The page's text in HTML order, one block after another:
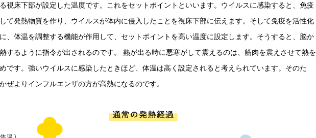
視床下部が設定した温度です。これをセットポイントといいます。ウイルスに感染すると、免疫
て発熱物質を作り、ウイルスが体内に侵入したことを視床下部に伝えます。そして免疫を活性化
、体温を調整する機能が作用して、セットポイントを高い温度に設定します。そうすると、脳か
するように指令が出されるのです。 熱が出る時に悪寒がして震えるのは、筋肉を震えさせて熱を
です。強いウイルスに感染したときほど、体温は高く設定されると考えられています。そのた
ぜよりインフルエンザの方が高熱になるのです。